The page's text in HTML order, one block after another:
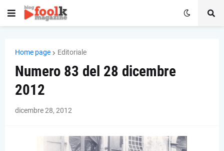
Home page Editoriale
Numero 83 del 28 dicembre
2012
dicembre 28, 2012